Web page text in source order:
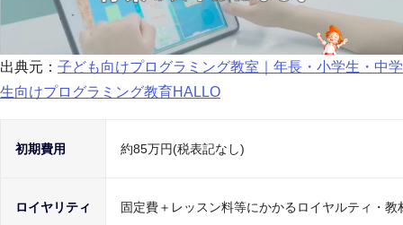
出典元： 子ども向けプログラミング教室｜年長・小学生・中学
生向けプログラミング教育HALLO
初期費用 約85万円(税表記なし)
ロイヤリティ 固定費＋レッスン料等にかかるロイヤルティ・教